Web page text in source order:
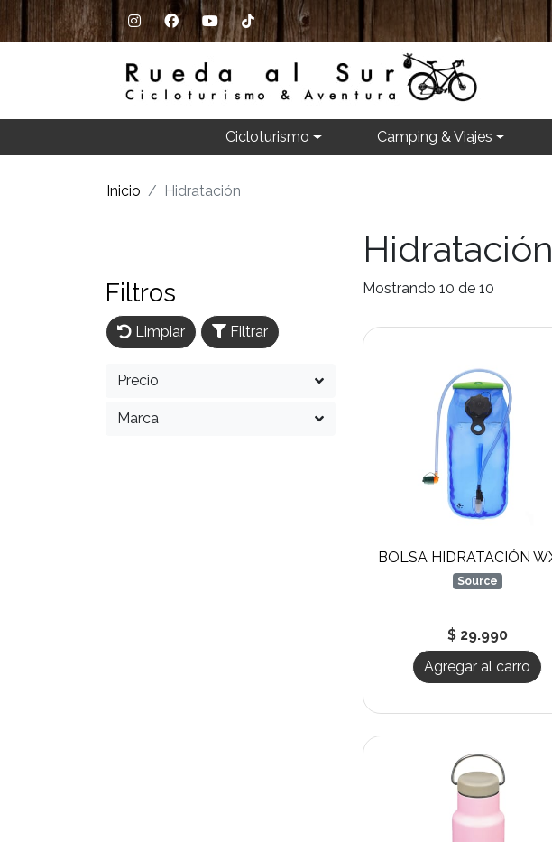
Cicloturismo Camping & Viajes
Inicio Hidratación
Hidratación
Filtros
Limpiar Filtrar
Precio
Marca
Mostrando 10 de 10
Source
$ 29.990
Agregar al carro